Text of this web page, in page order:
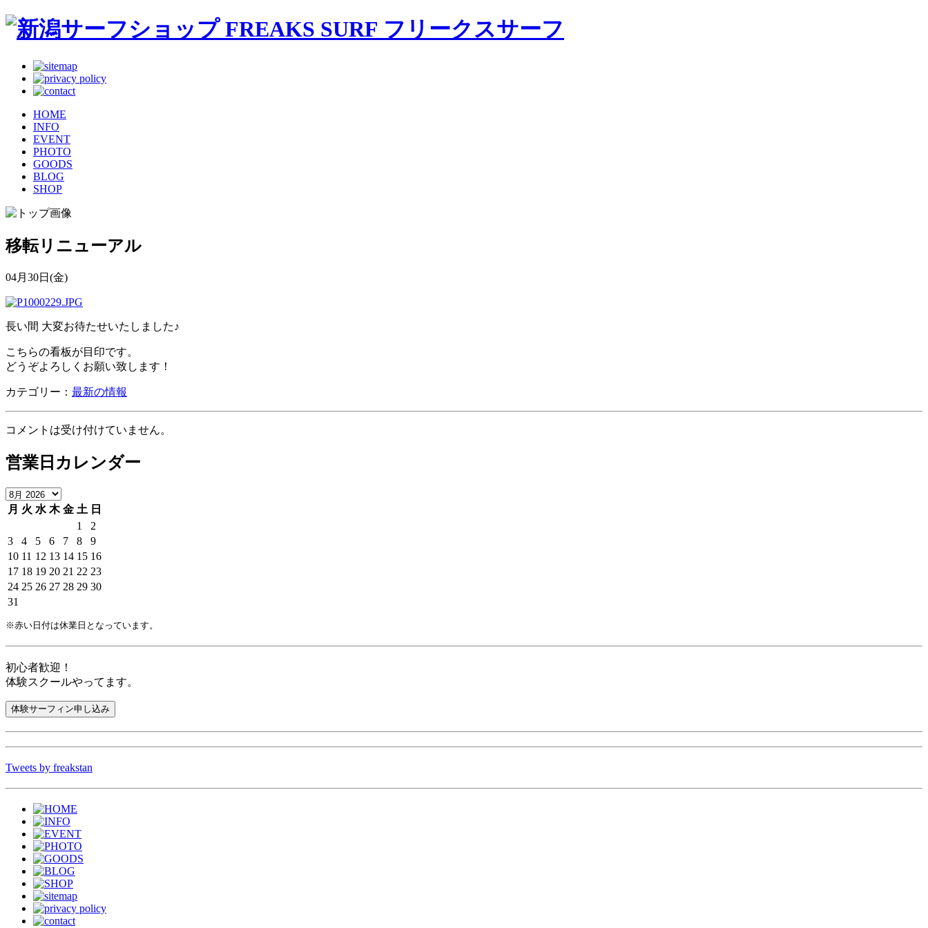
HOME
INFO
EVENT
PHOTO
GOODS
BLOG
SHOP
移転リニューアル
04月30日(金)
長い間 大変お待たせいたしました♪
こちらの看板が目印です。
どうぞよろしくお願い致します！
カテゴリー： 最新の情報
コメントは受け付けていません。
営業日カレンダー
月 火 水 木 金 土 日
1
2
3
4 5 6 7 8
9
10 11 12 13 14 15 16
17 18 19 20 21 22 23
24 25 26 27 28 29 30
31
※赤い日付は休業日となっています。
初心者歓迎！
体験スクールやってます。
Tweets by freakstan